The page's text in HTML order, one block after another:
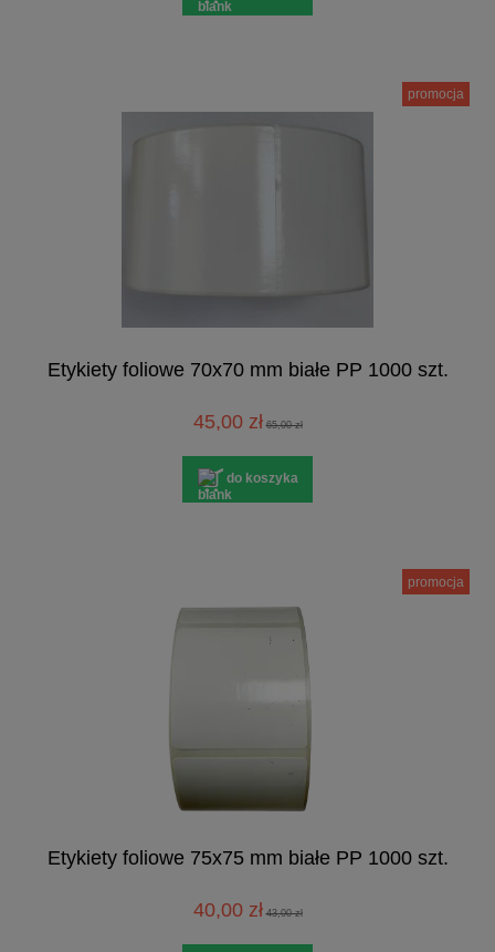
Etykiety foliowe 70x70 mm białe PP 1000 szt.
45,00 zł 65,00 zł
do koszyka
promocja
Etykiety foliowe 75x75 mm białe PP 1000 szt.
40,00 zł 43,00 zł
promocja